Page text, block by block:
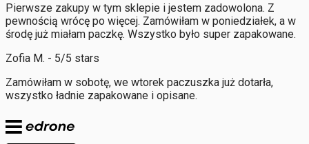
Pierwsze zakupy w tym sklepie i jestem zadowolona. Z
pewnością wrócę po więcej. Zamówiłam w poniedziałek, a w
środę już miałam paczkę. Wszystko było super zapakowane.
Zofia M. - 5/5 stars
Zamówiłam w sobotę, we wtorek paczuszka już dotarła,
wszystko ładnie zapakowane i opisane.